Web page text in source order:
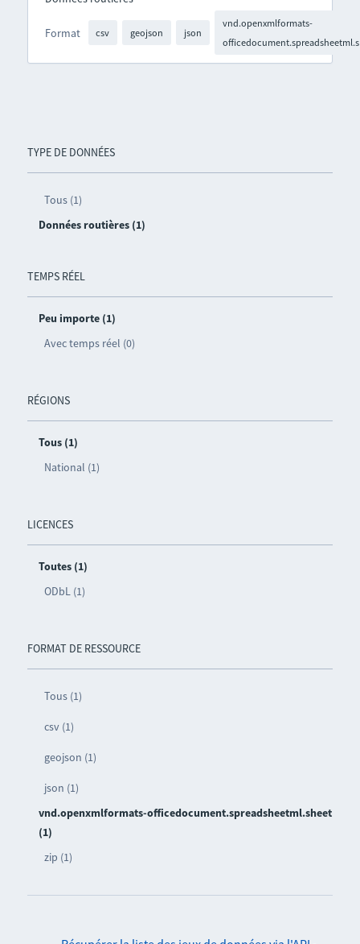
TYPE DE DONNÉES
Tous (1)
Données routières (1)
TEMPS RÉEL
Peu importe (1)
Avec temps réel (0)
RÉGIONS
Tous (1)
National (1)
LICENCES
Toutes (1)
ODbL (1)
FORMAT DE RESSOURCE
Tous (1)
csv (1)
geojson (1)
json (1)
vnd.openxmlformats-officedocument.spreadsheetml.sheet
(1)
zip (1)
Format csv geojson json
vnd.openxmlformats-